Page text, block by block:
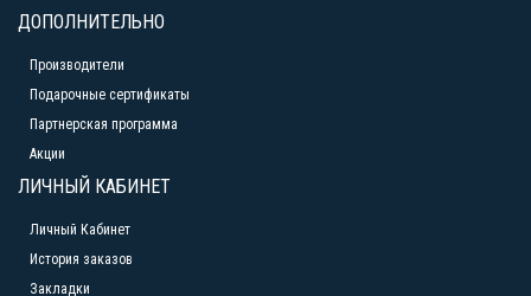
ДОПОЛНИТЕЛЬНО
Производители
Подарочные сертификаты
Партнерская программа
Акции
ЛИЧНЫЙ КАБИНЕТ
Личный Кабинет
История заказов
Закладки